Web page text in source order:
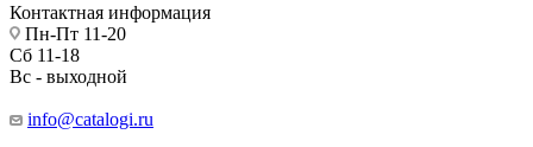
Контактная информация
Пн-Пт 11-20
Сб 11-18
Вс - выходной
info@catalogi.ru